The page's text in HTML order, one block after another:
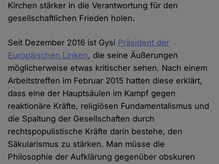
Kirchen stärker in die Verantwortung für den
gesellschaftlichen Frieden holen.
Seit Dezember 2016 ist Gysi Präsident der
Europäischen Linken, die seine Äußerungen
möglicherweise etwas kritischer sehen. Nach einem
Arbeitstreffen im Februar 2015 hatten diese erklärt,
dass eine der Hauptsäulen im Kampf gegen
reaktionäre Kräfte, religiösen Fundamentalismus und
die Spaltung der Gesellschaften durch
rechtspopulistische Kräfte darin bestehe, den
Säkularismus zu stärken. Man müsse die
Philosophie der Aufklärung gegenüber obskuren